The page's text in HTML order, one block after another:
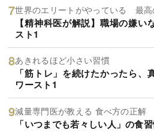
世界のエリートがやっている 最高
【精神科医が解説】職場の嫌
スト1
あきれるほど小さい習慣
「筋トレ」を続けたかったら、
ワースト1
減量専門医が教える 食べ方の正解
「いつまでも若々しい人」の食